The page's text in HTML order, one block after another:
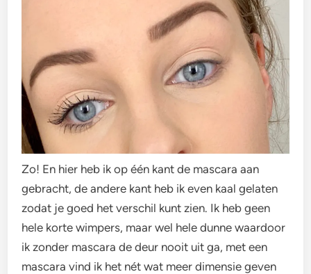
Zo! En hier heb ik op één kant de mascara aan
gebracht, de andere kant heb ik even kaal gelaten
zodat je goed het verschil kunt zien. Ik heb geen
hele korte wimpers, maar wel hele dunne waardoor
ik zonder mascara de deur nooit uit ga, met een
mascara vind ik het nét wat meer dimensie geven